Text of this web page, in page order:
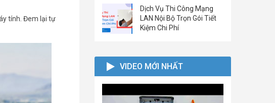
tính. Đem lại tự
Dịch Vụ Thi Công Mạng
LAN Nội Bộ Trọn Gói Tiết
Kiệm Chi Phí
VIDEO MỚI NHẤT